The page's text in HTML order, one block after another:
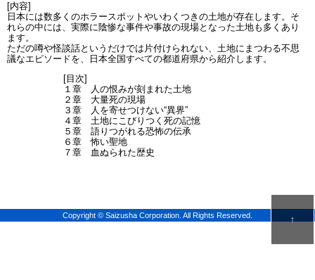
[内容]
日本には数多くのホラースポットやいわくつきの土地が存在します。そ
れらの中には、実際に陰惨な事件や事故の現場となった土地も多くあり
ます。
ただの噂や怪談話というだけでは片付けられない、土地にまつわる不思
議なエピソードを、日本全国すべての都道府県から紹介します。
[目次]
１章 人の恨みが刻まれた土地
２章 大量死の現場
３章 人を寄せつけない“異界”
４章 土地にこびりつく死の記憶
５章 語りつがれる恐怖の伝承
６章 怖い聖地
７章 血ぬられた歴史
↑
Copyright © Saizusha Corporation. All Rights Reserved.